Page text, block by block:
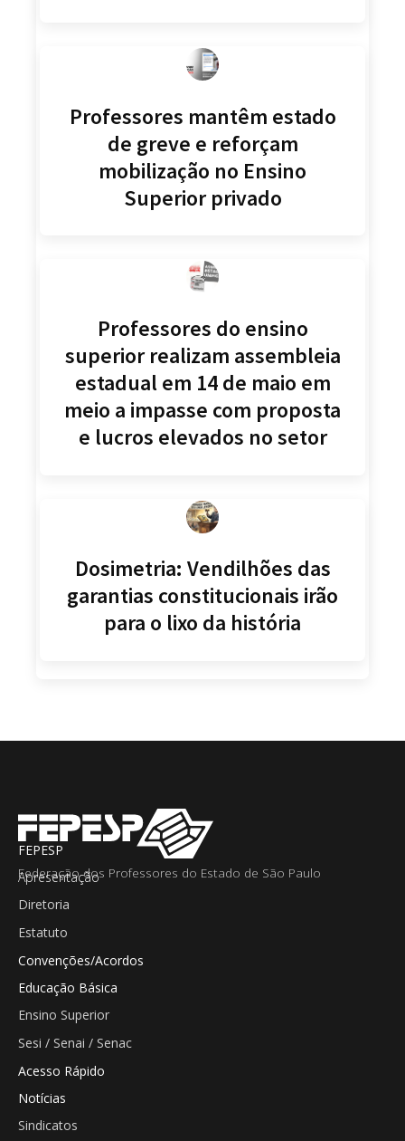
Professores mantêm estado
de greve e reforçam
mobilização no Ensino
Superior privado
Professores do ensino
superior realizam assembleia
estadual em 14 de maio em
meio a impasse com proposta
e lucros elevados no setor
Dosimetria: Vendilhões das
garantias constitucionais irão
para o lixo da história
Federação dos Professores do Estado de São Paulo
FEPESP
Apresentação
Diretoria
Estatuto
Convenções/Acordos
Educação Básica
Ensino Superior
Sesi / Senai / Senac
Acesso Rápido
Notícias
Sindicatos